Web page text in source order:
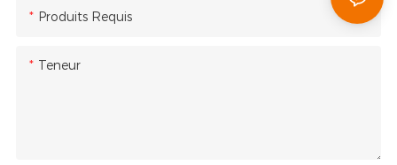
Produits Requis
Teneur